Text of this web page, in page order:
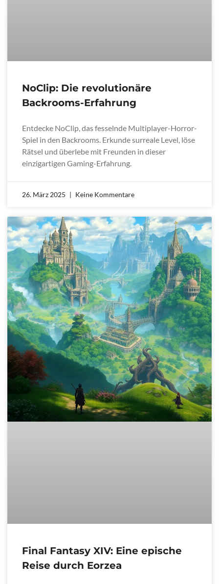
NoClip: Die revolutionäre
Backrooms-Erfahrung
Entdecke NoClip, das fesselnde Multiplayer-Horror-
Spiel in den Backrooms. Erkunde surreale Level, löse
Rätsel und überlebe mit Freunden in dieser
einzigartigen Gaming-Erfahrung.
26. März 2025 Keine Kommentare
Final Fantasy XIV: Eine epische
Reise durch Eorzea